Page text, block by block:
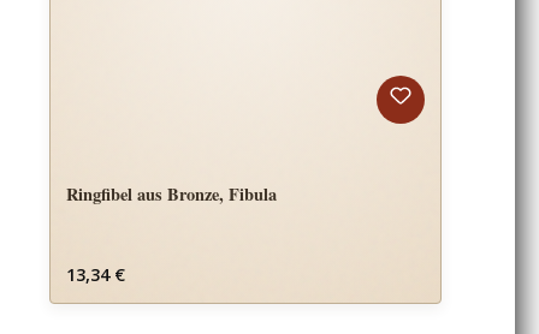
Ringfibel aus Bronze, Fibula
Regulärer Preis:
13,34 €